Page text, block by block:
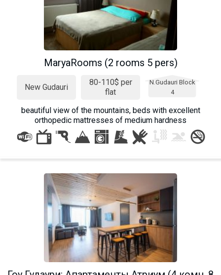
MaryaRooms (2 rooms 5 pers)
New Gudauri
80-110$ per
flat
N.Gudauri Block
4
beautiful view of the mountains, beds with excellent
orthopedic mattresses of medium hardness